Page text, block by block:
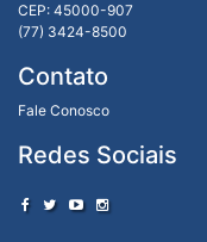
CEP: 45000-907
(77) 3424-8500
Contato
Fale Conosco
Redes Sociais